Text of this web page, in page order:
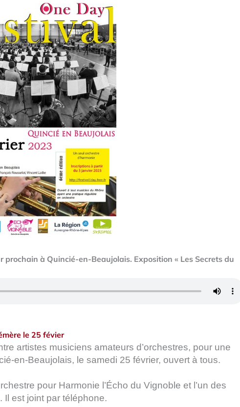
à Quincié-en-Beaujolais. Exposition « Les Secrets du
le 25 févier
artistes musiciens amateurs d’orchestres, pour une
en-Beaujolais, le samedi 25 février, ouvert à tous.
pour Harmonie l’Écho du Vignoble et l’un des
Il est joint par téléphone.